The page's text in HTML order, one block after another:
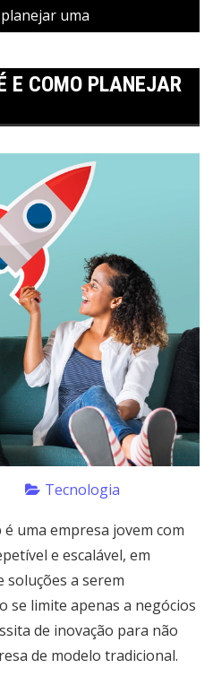
uma
E COMO PLANEJAR
Tecnologia
uma empresa jovem com
e escalável, em
soluções a serem
se limite apenas a negócios
de inovação para não
de modelo tradicional.